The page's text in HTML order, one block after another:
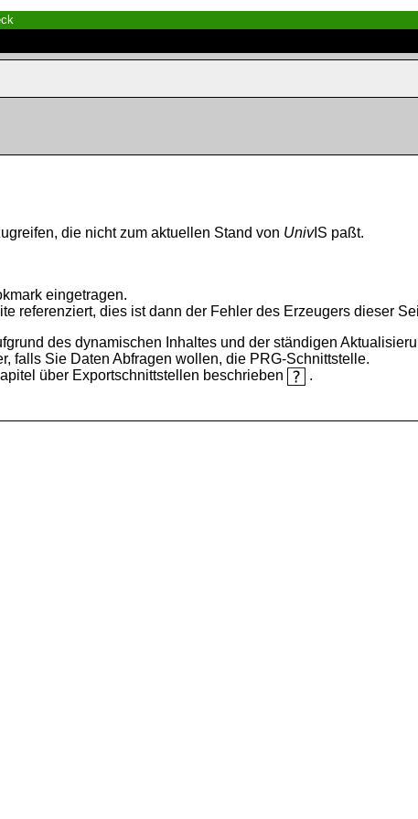
die nicht zum aktuellen Stand von UnivIS paßt.
eingetragen.
referenziert, dies ist dann der Fehler des Erzeugers dieser
des dynamischen Inhaltes und der ständigen
falls Sie Daten Abfragen wollen, die PRG-Schnittstelle.
über Exportschnittstellen beschrieben
.